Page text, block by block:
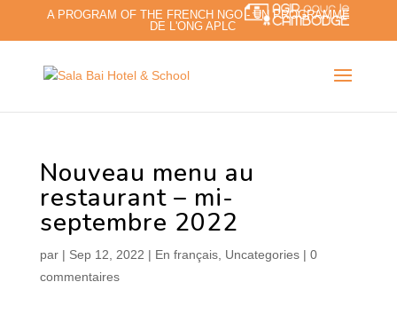
A PROGRAM OF THE FRENCH NGO - UN PROGRAMME
DE L'ONG APLC
Nouveau menu au
restaurant – mi-
septembre 2022
par | Sep 12, 2022 | En français, Uncategories| 0
commentaires